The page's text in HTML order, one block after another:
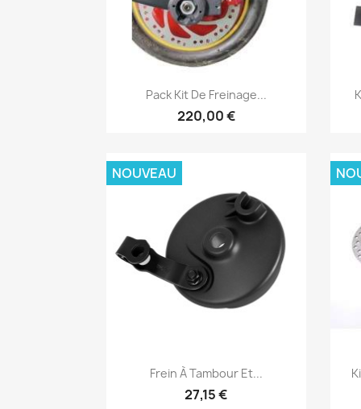
Aperçu rapide
Pack Kit De Freinage...
220,00 €
Aperçu rapide
Frein À Tambour Et...
27,15 €
NOUVEAU